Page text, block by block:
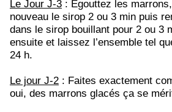
Le Jour J-3 : Égouttez les
nouveau le sirop 2 ou 3 min puis
dans le sirop bouillant pour 2 ou 3
ensuite et laissez l’ensemble tel
24 h.
Le jour J-2 : Faites exactement
oui, des marrons glacés ça se